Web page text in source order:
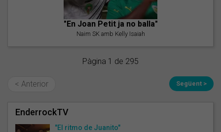
"En Joan Petit ja no balla"
Naim SK amb Kelly Isaiah
Pàgina 1 de 295
< Anterior Següent >
EnderrockTV
"El ritmo de Juanito"